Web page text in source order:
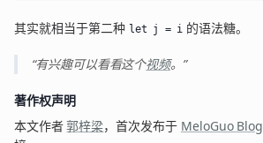
其实就相当于第二种 let j = i 的语法糖。
有兴趣可以看看这个视频。
著作权声明
本文作者郭梓梁，首次发布于 MeloGuo Blog